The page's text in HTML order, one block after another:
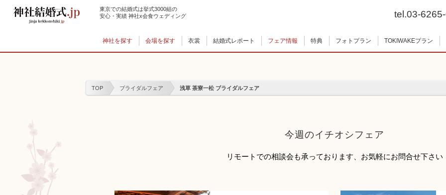
{literal}
東京での結婚式は挙式3000組の
安心・実績 神社x会食ウェディング
tel.03-
神社を探す 会場を探す 衣裳 結婚式レポート フェア情報 特典 フォトプラン
TOKIWAKEプラン
TOP ブライダルフェア 浅草 茶寮一松 ブライダルフェア
今週のイチオシフェア
リモートでの相談会も承っております、 お気軽にお問合せ下さい